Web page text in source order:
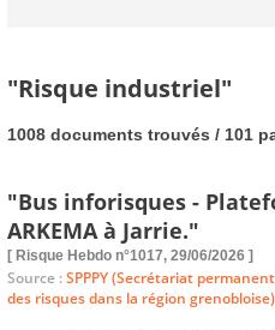
"Risque industriel"
1008 documents trouvés / 101
"Bus inforisques -
ARKEMA à Jarrie."
[ Risque Hebdo n°1017, 29/06/2026 ]
Source :SPPPY (Secrétariat
des risques dans la région grenobloise)